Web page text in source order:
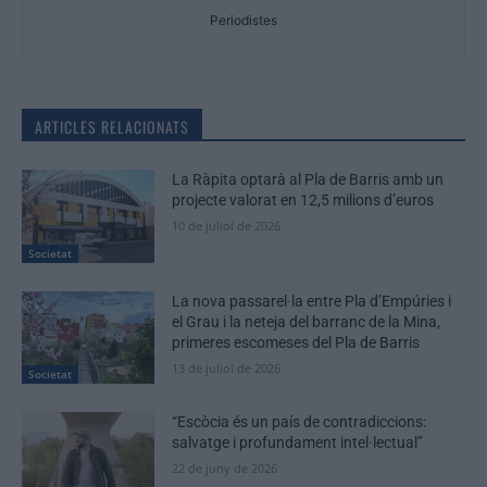
Periodistes
ARTICLES RELACIONATS
Societat
La Ràpita optarà al Pla de Barris amb un
projecte valorat en 12,5 milions d’euros
10 de juliol de 2026
Societat
La nova passarel·la entre Pla d’Empúries i
el Grau i la neteja del barranc de la Mina,
primeres escomeses del Pla de Barris
13 de juliol de 2026
“Escòcia és un país de contradiccions:
salvatge i profundament intel·lectual”
22 de juny de 2026